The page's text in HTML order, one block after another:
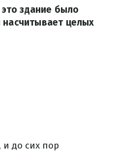
здание было
целых
до сих пор